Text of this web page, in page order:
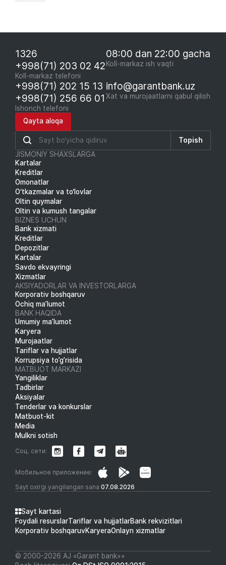
1326
+998(71) 203 02 42
Koll-markaz telefoni
08:00 dan 22:00 gacha
Koll-markaz ish vaqti
+998(71) 202 15 13
+998(71) 256 66 01
Ishonch telefoni
info@garantbank.uz
Xat va murojaatlarni qabul qilish
Qayta aloqa
Topish
JISMONIY SHAXSLARGA
Kartalar
Kreditlar
Omonatlar
O‘tkazmalar va to‘lovlar
Oltin quymalar
Oltin va kumush tangalar
BIZNES UCHUN
Bank xizmati
Kreditlar
Depozitlar
Kartalar
Savdo ekvayringi
Xizmatlar
AKSIYADORLAR VA INVESTORLARGA
Korporativ boshqaruv
Ochiq ma’lumot
BANK HAQIDA
Umumiy ma’lumot
Karyera
Murojaatlar
Tariflar va hujjatlar
Korrupsiya to’g’risida
MATBUOT MARKAZI
Yangiliklar
Tadbirlar
Aksiyalar
Tenderlar va konkurslar
Matbuot-kit
Media
Mulkni sotish
Sayt oxirgi yangilangan sana 07.08.2026
Мобильное приложение:
Соц. сети:
Sayt kartasi
Foydali resurslarTariflar va hujjatlarBank rekvizitlari
Korporativ boshqaruvKaryeraOnlayn xizmatlar
© 2000-2026 АJ «Garant bank»»